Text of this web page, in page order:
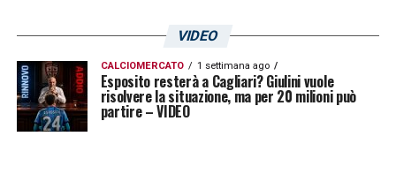
VIDEO
CALCIOMERCATO 1 settimana ago
Esposito resterà a Cagliari? Giulini vuole
risolvere la situazione, ma per 20 milioni può
partire – VIDEO